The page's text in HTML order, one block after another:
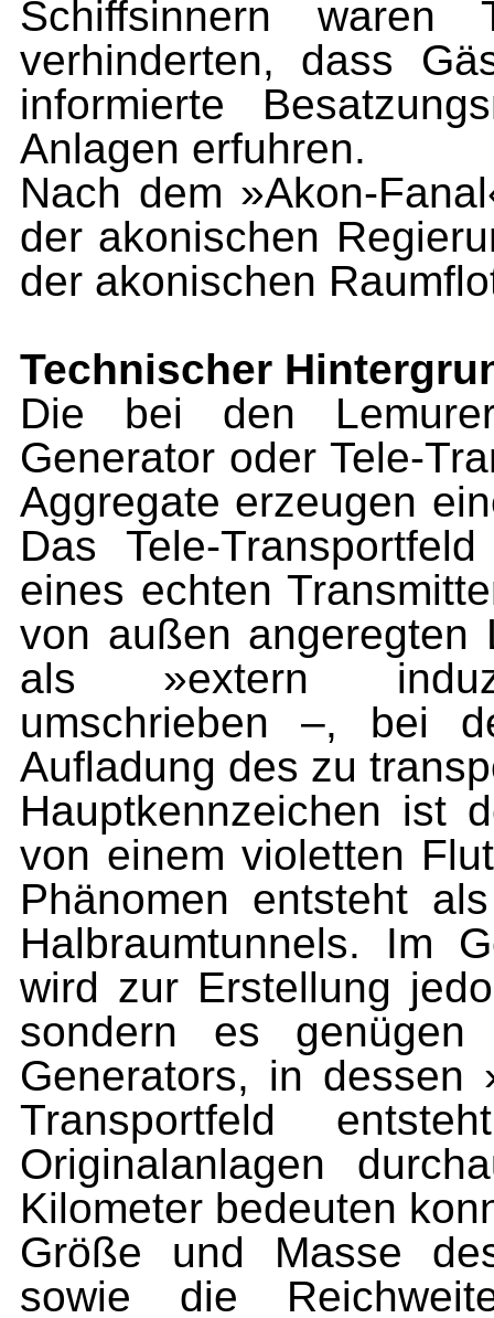
Schiffsinnern waren
verhinderten, dass
informierte
Anlagen erfuhren.
Nach dem »Akon-
der akonischen
der akonischen
Technischer
Die bei den
Generator oder Tele-
Aggregate erzeugen
Das Tele-
eines echten
von außen angeregten
als »extern
umschrieben –, bei
Aufladung des zu
Hauptkennzeichen ist
von einem violetten
Phänomen entsteht
Halbraumtunnels. Im
wird zur Erstellung
sondern es
Generators, in dessen
Transportfeld
Originalanlagen
Kilometer bedeuten
Größe und Masse
sowie die